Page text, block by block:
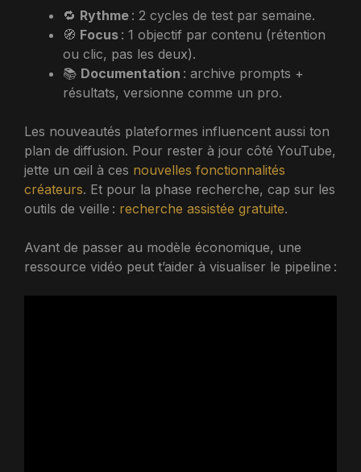
🔁 Rythme : 2 cycles de test par semaine.
🧭 Focus : 1 objectif par contenu (rétention
ou clic, pas les deux).
📚 Documentation : archive prompts +
résultats, versionne comme un pro.
Les nouveautés plateformes influencent aussi ton
plan de diffusion. Pour rester à jour côté YouTube,
jette un œil à ces nouvelles fonctionnalités
créateurs. Et pour la phase recherche, cap sur les
outils de veille : recherche assistée gratuite.
Avant de passer au modèle économique, une
ressource vidéo peut t’aider à visualiser le pipeline :